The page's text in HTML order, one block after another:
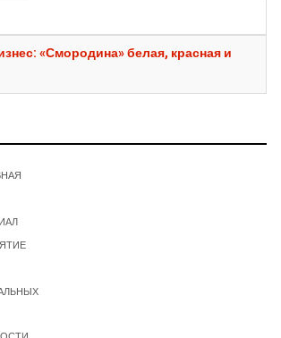
«Смородина» белая, красная и